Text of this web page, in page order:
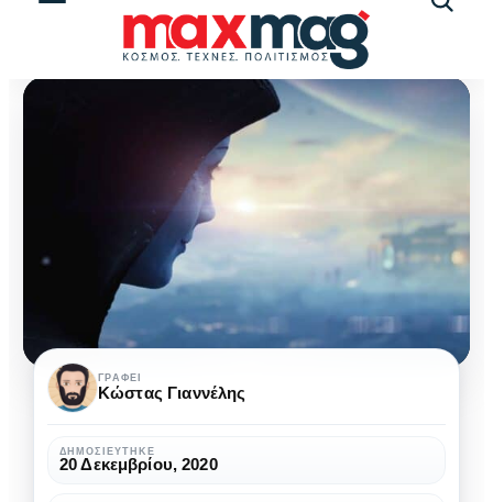
BioWare:
Νέα
Dragon
Age
ΓΡΆΦΕΙ
Κώστας Γιαννέλης
ΔΗΜΟΣΙΕΎΤΗΚΕ
20 Δεκεμβρίου, 2020